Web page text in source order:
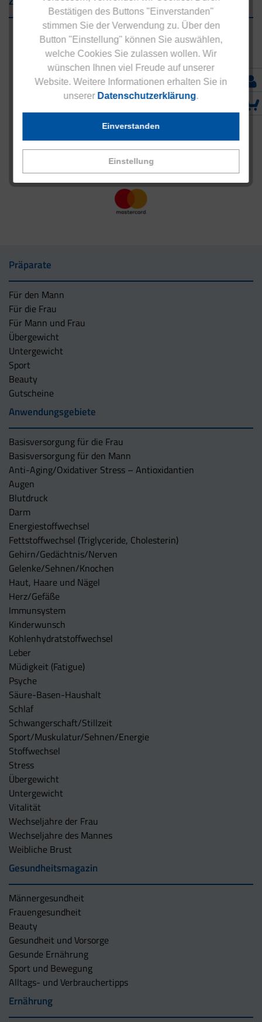
Bestätigen des Buttons "Einverstanden"
stimmen Sie der Verwendung zu. Über den
Button "Einstellung" können Sie auswählen,
welche Cookies Sie zulassen wollen. Wir
wünschen Ihnen viel Freude auf unserer
Website. Weitere Informationen erhalten Sie in
unserer Datenschutzerklärung.
Einstellung
Einverstanden
Präparate
Für den Mann
Für die Frau
Für Mann und Frau
Übergewicht
Untergewicht
Sport
Beauty
Gutscheine
Anwendungsgebiete
Basisversorgung für die Frau
Basisversorgung für den Mann
Anti-Aging/Oxidativer Stress – Antioxidantien
Augen
Blutdruck
Darm
Energiestoffwechsel
Fettstoffwechsel (Triglyceride, Cholesterin)
Gehirn/Gedächtnis/Nerven
Gelenke/Sehnen/Knochen
Haut, Haare und Nägel
Herz/Gefäße
Immunsystem
Kinderwunsch
Kohlenhydratstoffwechsel
Leber
Müdigkeit (Fatigue)
Psyche
Säure-Basen-Haushalt
Schlaf
Schwangerschaft/Stillzeit
Sport/Muskulatur/Sehnen/Energie
Stoffwechsel
Stress
Übergewicht
Untergewicht
Vitalität
Wechseljahre der Frau
Wechseljahre des Mannes
Weibliche Brust
Gesundheitsmagazin
Männergesundheit
Frauengesundheit
Beauty
Gesundheit und Vorsorge
Gesunde Ernährung
Sport und Bewegung
Alltags- und Verbrauchertipps
Ernährung